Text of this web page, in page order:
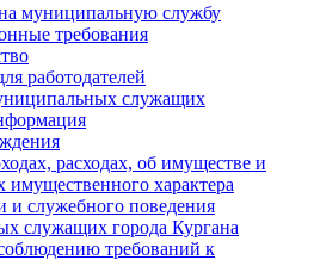
муниципальную службу
требования
работодателей
служащих
расходах, об имуществе и
имущественного характера
и служебного поведения
служащих города Кургана
требований к